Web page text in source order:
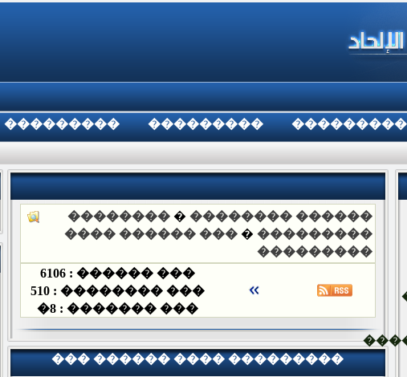
��������� ��������� ���������
������ ��������
�
��������
���������
�
��� ������ ����
���������
��� ������ :
6106
��� �������� :
510
��� ������� :
8
�
��� ������ ���� ���������